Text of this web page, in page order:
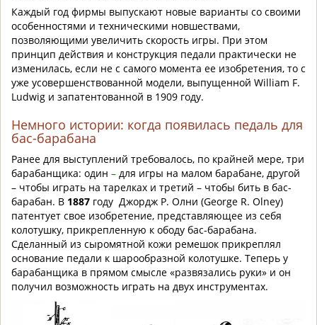
Каждый год фирмы выпускают новые варианты со своими
особенностями и техническими новшествами,
позволяющими увеличить скорость игры. При этом
принцип действия и конструкция педали практически не
изменилась, если не с самого момента ее изобретения, то с
уже усовершенствованной модели, выпущенной William F.
Ludwig и запатентованной в 1909 году.
Немного истории: когда появилась педаль для
бас-барабана
Ранее для выступлений требовалось, по крайней мере, три
барабанщика: один – для игры на малом барабане, другой
– чтобы играть на тарелках и третий – чтобы бить в бас-
барабан. В 1887 году Джордж Р. Олни (George R. Olney)
патентует свое изобретение, представляющее из себя
колотушку, прикрепленную к ободу бас-барабана.
Сделанный из сыромятной кожи ремешок прикреплял
основание педали к шарообразной колотушке. Теперь у
барабанщика в прямом смысле «развязались руки» и он
получил возможность играть на двух инструментах.